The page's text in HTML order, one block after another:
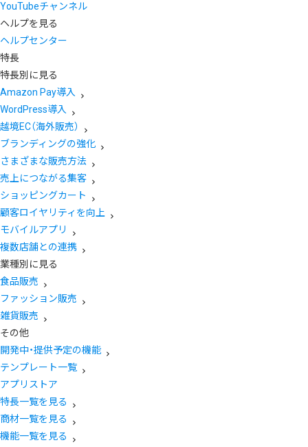
YouTubeチャンネル
ヘルプを見る
ヘルプセンター
特長
特長別に見る
Amazon Pay導入
WordPress導入
越境EC（海外販売）
ブランディングの強化
さまざまな販売方法
売上につながる集客
ショッピングカート
顧客ロイヤリティを向上
モバイルアプリ
複数店舗との連携
業種別に見る
食品販売
ファッション販売
雑貨販売
その他
開発中・提供予定の機能
テンプレート一覧
アプリストア
特長一覧を見る
商材一覧を見る
機能一覧を見る